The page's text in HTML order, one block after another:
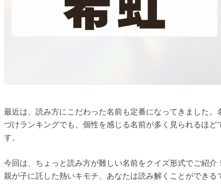
最近は、読み方にこだわった名前も定番になってきました。
づけランキングでも、個性を感じる名前が多く見られるほど
す。
今回は、ちょっと読み方が難しい名前をクイズ形式でご紹介
親が子に託した熱いキモチ、あなたは読み解くことができる